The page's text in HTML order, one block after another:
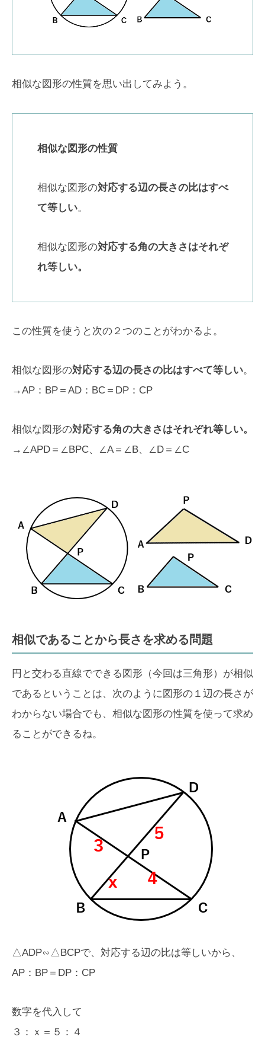
相似な図形の性質を思い出してみよう。
相似な図形の性質
相似な図形の対応する辺の長さの比はすべ
て等しい。
相似な図形の対応する角の大きさはそれぞ
れ等しい。
この性質を使うと次の２つのことがわかるよ。
相似な図形の対応する辺の長さの比はすべて等しい。
→AP：BP＝AD：BC＝DP：CP
相似な図形の対応する角の大きさはそれぞれ等しい。
→∠APD＝∠BPC、∠A＝∠B、∠D＝∠C
相似であることから長さを求める問題
円と交わる直線でできる図形（今回は三角形）が相似
であるということは、次のように図形の１辺の長さが
わからない場合でも、相似な図形の性質を使って求め
ることができるね。
△ADP∽△BCPで、対応する辺の比は等しいから、
AP：BP＝DP：CP
数字を代入して
３：ｘ＝５：４